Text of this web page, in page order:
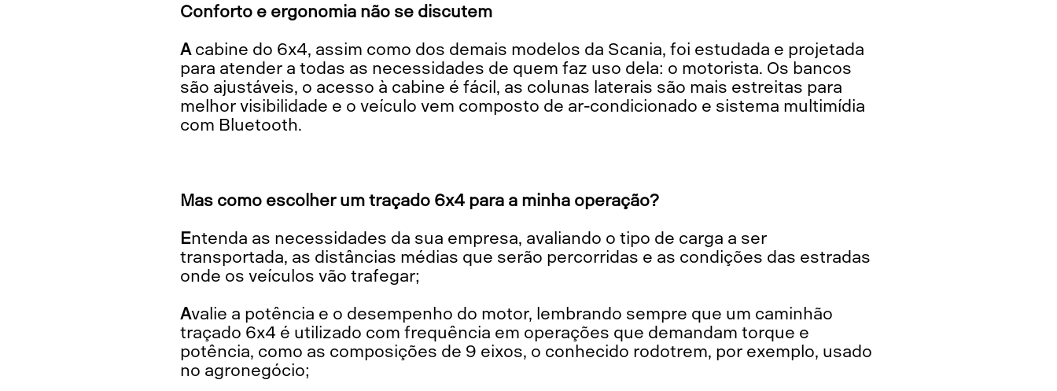
Conforto e ergonomia não se discutem
A cabine do 6x4, assim como dos demais modelos da Scania, foi estudada e projetada
para atender a todas as necessidades de quem faz uso dela: o motorista. Os bancos
são ajustáveis, o acesso à cabine é fácil, as colunas laterais são mais estreitas para
melhor visibilidade e o veículo vem composto de ar-condicionado e sistema multimídia
com Bluetooth.
Mas como escolher um traçado 6x4 para a minha operação?
Entenda as necessidades da sua empresa, avaliando o tipo de carga a ser
transportada, as distâncias médias que serão percorridas e as condições das estradas
onde os veículos vão trafegar;
Avalie a potência e o desempenho do motor, lembrando sempre que um caminhão
traçado 6x4 é utilizado com frequência em operações que demandam torque e
potência, como as composições de 9 eixos, o conhecido rodotrem, por exemplo, usado
no agronegócio;